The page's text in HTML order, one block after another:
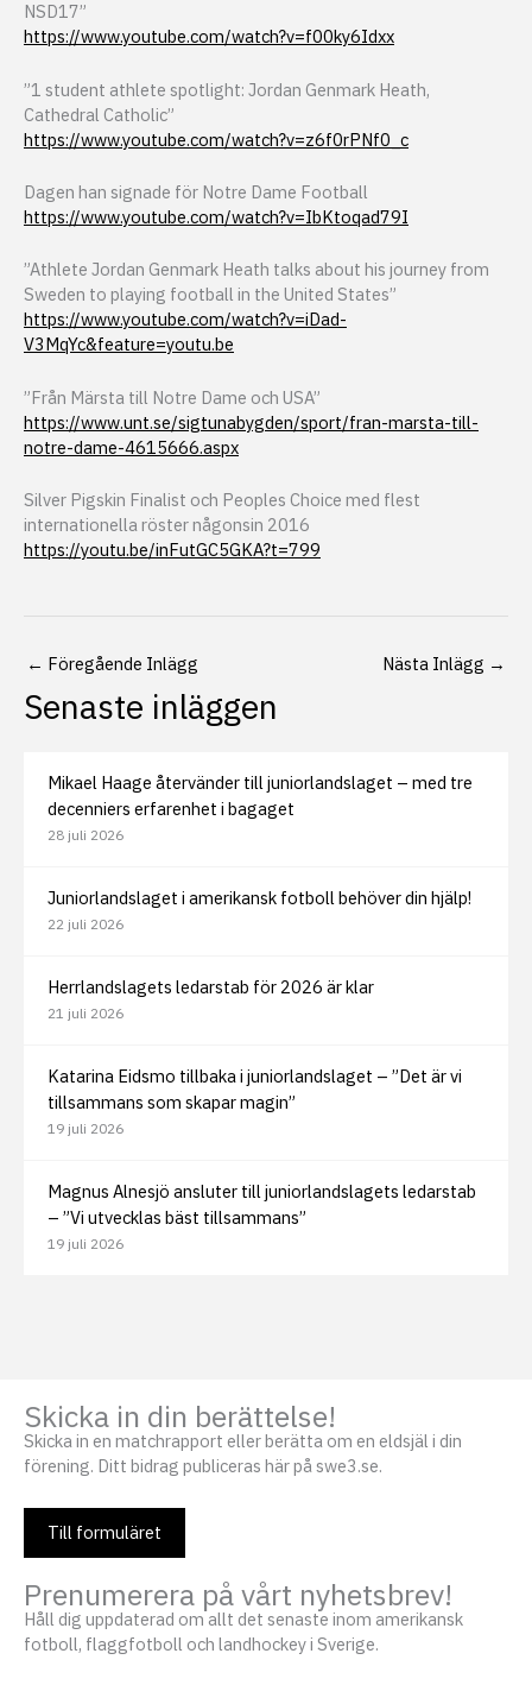
NSD17”
https://www.youtube.com/watch?v=f00ky6Idxx
”1 student athlete spotlight: Jordan Genmark Heath,
Cathedral Catholic”
https://www.youtube.com/watch?v=z6f0rPNf0_c
Dagen han signade för Notre Dame Football
https://www.youtube.com/watch?v=IbKtoqad79I
”Athlete Jordan Genmark Heath talks about his journey from
Sweden to playing football in the United States”
https://www.youtube.com/watch?v=iDad-
V3MqYc&feature=youtu.be
”Från Märsta till Notre Dame och USA”
https://www.unt.se/sigtunabygden/sport/fran-marsta-till-
notre-dame-4615666.aspx
Silver Pigskin Finalist och Peoples Choice med flest
internationella röster någonsin 2016
https://youtu.be/inFutGC5GKA?t=799
← Föregående Inlägg Nästa Inlägg →
Senaste inläggen
Mikael Haage återvänder till juniorlandslaget – med tre
decenniers erfarenhet i bagaget
28 juli 2026
Juniorlandslaget i amerikansk fotboll behöver din hjälp!
22 juli 2026
Herrlandslagets ledarstab för 2026 är klar
21 juli 2026
Katarina Eidsmo tillbaka i juniorlandslaget – ”Det är vi
tillsammans som skapar magin”
19 juli 2026
Magnus Alnesjö ansluter till juniorlandslagets ledarstab
– ”Vi utvecklas bäst tillsammans”
19 juli 2026
Skicka in din berättelse!
Skicka in en matchrapport eller berätta om en eldsjäl i din
förening. Ditt bidrag publiceras här på swe3.se.
Till formuläret
Prenumerera på vårt nyhetsbrev!
Håll dig uppdaterad om allt det senaste inom amerikansk
fotboll, flaggfotboll och landhockey i Sverige.